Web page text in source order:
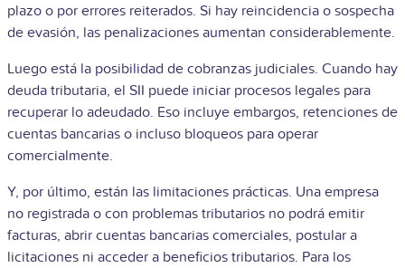
plazo o por errores reiterados. Si hay reincidencia o sospecha
de evasión, las penalizaciones aumentan considerablemente.
Luego está la posibilidad de cobranzas judiciales. Cuando hay
deuda tributaria, el SII puede iniciar procesos legales para
recuperar lo adeudado. Eso incluye embargos, retenciones de
cuentas bancarias o incluso bloqueos para operar
comercialmente.
Y, por último, están las limitaciones prácticas. Una empresa
no registrada o con problemas tributarios no podrá emitir
facturas, abrir cuentas bancarias comerciales, postular a
licitaciones ni acceder a beneficios tributarios. Para los